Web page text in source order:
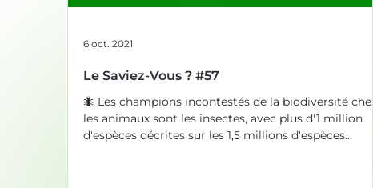
Le Saviez-Vous ? #57
🐜 Les champions incontestés de la biodiversité chez
les animaux sont les insectes, avec plus d'1 million
d'espèces décrites sur les 1,5 millions d'espèces
6 oct. 2021